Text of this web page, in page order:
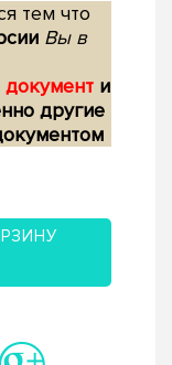
тем что
Вы в
документ и
другие